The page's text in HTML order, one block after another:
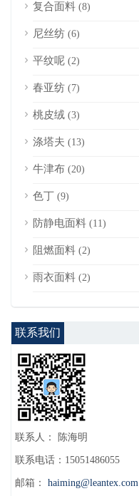
复合面料 (8)
尼丝纺 (6)
平纹呢 (2)
春亚纺 (7)
桃皮绒 (3)
涤塔夫 (13)
牛津布 (20)
色丁 (9)
防静电面料 (11)
阻燃面料 (2)
雨衣面料 (2)
联系我们
联系人： 陈海明
联系电话：15051486055
邮箱： haiming@leantex.com